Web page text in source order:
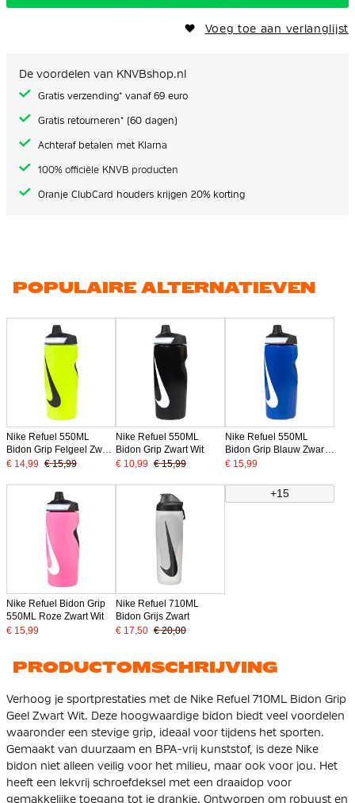
Voeg toe aan verlanglijst
De voordelen van KNVBshop.nl
Gratis verzending* vanaf 69 euro
Gratis retourneren* (60 dagen)
Achteraf betalen met Klarna
100% officiële KNVB producten
Oranje ClubCard houders krijgen 20% korting
POPULAIRE ALTERNATIEVEN
Nike Refuel 550ML
Bidon Grip Felgeel Zwart
Wit
€ 14,99 € 15,99
Nike Refuel 550ML
Bidon Grip Zwart Wit
€ 10,99 € 15,99
Nike Refuel 550ML
Bidon Grip Blauw Zwart
Wit
€ 15,99
Nike Refuel Bidon Grip
550ML Roze Zwart Wit
€ 15,99
Nike Refuel 710ML
Bidon Grijs Zwart
€ 17,50 € 20,00
+15
PRODUCTOMSCHRIJVING
Verhoog je sportprestaties met de Nike Refuel 710ML Bidon Grip
Geel Zwart Wit. Deze hoogwaardige bidon biedt veel voordelen
waaronder een stevige grip, ideaal voor tijdens het sporten.
Gemaakt van duurzaam en BPA-vrij kunststof, is deze Nike
bidon niet alleen veilig voor het milieu, maar ook voor jou. Het
heeft een lekvrij schroefdeksel met een draaidop voor
gemakkelijke toegang tot je drankje. Ontworpen om robuust en